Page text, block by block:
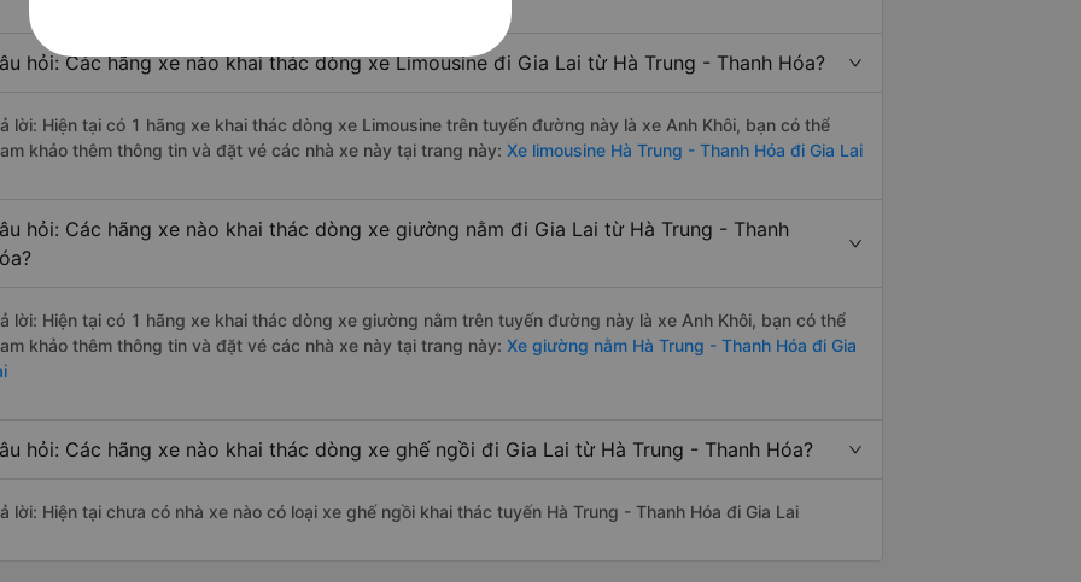
hỏi: Các hãng xe nào khai thác dòng xe Limousine đi Gia Lai từ Hà Trung - Thanh Hóa?
lời: Hiện tại có 1 hãng xe khai thác dòng xe Limousine trên tuyến đường này là xe Anh Khôi, bạn có thể
khảo thêm thông tin và đặt vé các nhà xe này tại trang này: Xe limousine Hà Trung - Thanh Hóa đi Gia Lai
hỏi: Các hãng xe nào khai thác dòng xe giường nằm đi Gia Lai từ Hà Trung - Thanh
lời: Hiện tại có 1 hãng xe khai thác dòng xe giường nằm trên tuyến đường này là xe Anh Khôi, bạn có thể
khảo thêm thông tin và đặt vé các nhà xe này tại trang này: Xe giường nằm Hà Trung - Thanh Hóa đi Gia
hỏi: Các hãng xe nào khai thác dòng xe ghế ngồi đi Gia Lai từ Hà Trung - Thanh Hóa?
lời: Hiện tại chưa có nhà xe nào có loại xe ghế ngồi khai thác tuyến Hà Trung - Thanh Hóa đi Gia Lai